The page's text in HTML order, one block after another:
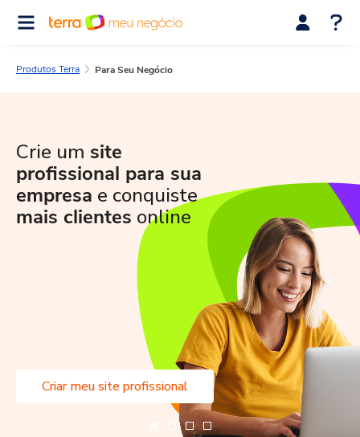
Produtos Terra Para Seu Negócio
Crie um site
profissional para sua
empresa e conquiste
mais clientes online
Criar meu site profissional